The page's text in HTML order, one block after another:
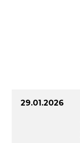
29.01.2026